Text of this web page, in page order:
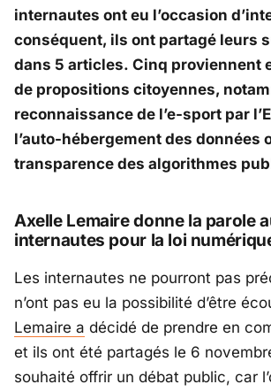
internautes ont eu l’occasion
conséquent, ils ont partagé leurs
dans 5 articles. Cinq proviennent
de propositions citoyennes,
reconnaissance de l’e-sport par
l’auto-hébergement des données
transparence des algorithmes
Axelle Lemaire donne la parole
internautes pour la loi
Les internautes ne pourront pas
n’ont pas eu la possibilité d’être
Lemaire a décidé de prendre en
et ils ont été partagés le 6
souhaité offrir un débat public, car